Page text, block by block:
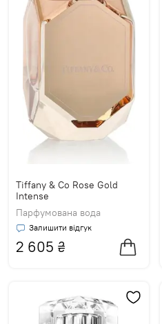
Tiffany & Co Rose Gold
Intense
Парфумована вода
Залишити відгук
2 605 ₴